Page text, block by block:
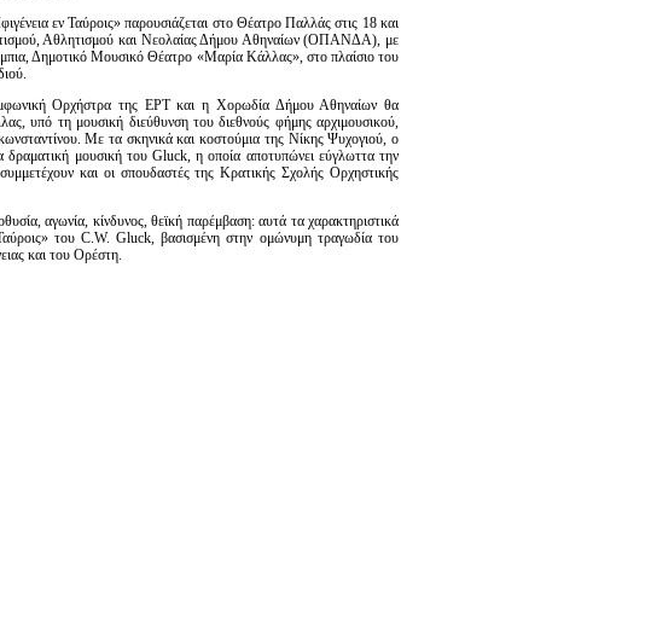
εν Ταύροις» παρουσιάζεται στο Θέατρο Παλλάς στις 18 και
Αθλητισμού και Νεολαίας Δήμου Αθηναίων (ΟΠΑΝΔΑ), με
Δημοτικό Μουσικό Θέατρο «Μαρία Κάλλας», στο πλαίσιο του
Ορχήστρα της ΕΡΤ και η Χορωδία Δήμου Αθηναίων θα
υπό τη μουσική διεύθυνση του διεθνούς φήμης αρχιμουσικού,
Με τα σκηνικά και κοστούμια της Νίκης Ψυχογιού, ο
μουσική του Gluck, η οποία αποτυπώνει εύγλωττα την
και οι σπουδαστές της Κρατικής Σχολής Ορχηστικής
αγωνία, κίνδυνος, θεϊκή παρέμβαση: αυτά τα χαρακτηριστικά
του C.W. Gluck, βασισμένη στην ομώνυμη τραγωδία του
και του Ορέστη.